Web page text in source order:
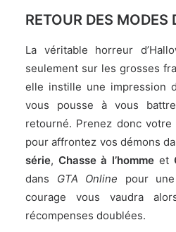
RETOUR DES MODES
La véritable horreur
seulement sur les grosses
elle instille une impression
vous pousse à vous
retourné. Prenez donc votre
pour affrontez vos démons
série, Chasse à l’homme et
dans GTA Online pour
courage vous vaudra
récompenses doublées.